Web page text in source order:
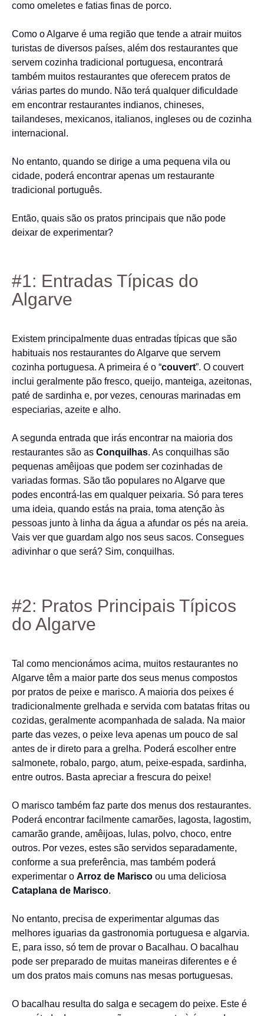
como omeletes e fatias finas de porco.
Como o Algarve é uma região que tende a atrair muitos
turistas de diversos países, além dos restaurantes que
servem cozinha tradicional portuguesa, encontrará
também muitos restaurantes que oferecem pratos de
várias partes do mundo. Não terá qualquer dificuldade
em encontrar restaurantes indianos, chineses,
tailandeses, mexicanos, italianos, ingleses ou de cozinha
internacional.
No entanto, quando se dirige a uma pequena vila ou
cidade, poderá encontrar apenas um restaurante
tradicional português.
Então, quais são os pratos principais que não pode
deixar de experimentar?
#1: Entradas Típicas do
Algarve
Existem principalmente duas entradas típicas que são
habituais nos restaurantes do Algarve que servem
cozinha portuguesa. A primeira é o “couvert”. O couvert
inclui geralmente pão fresco, queijo, manteiga, azeitonas,
paté de sardinha e, por vezes, cenouras marinadas em
especiarias, azeite e alho.
A segunda entrada que irás encontrar na maioria dos
restaurantes são as Conquilhas. As conquilhas são
pequenas amêijoas que podem ser cozinhadas de
variadas formas. São tão populares no Algarve que
podes encontrá-las em qualquer peixaria. Só para teres
uma ideia, quando estás na praia, toma atenção às
pessoas junto à linha da água a afundar os pés na areia.
Vais ver que guardam algo nos seus sacos. Consegues
adivinhar o que será? Sim, conquilhas.
#2: Pratos Principais Típicos
do Algarve
Tal como mencionámos acima, muitos restaurantes no
Algarve têm a maior parte dos seus menus compostos
por pratos de peixe e marisco. A maioria dos peixes é
tradicionalmente grelhada e servida com batatas fritas ou
cozidas, geralmente acompanhada de salada. Na maior
parte das vezes, o peixe leva apenas um pouco de sal
antes de ir direto para a grelha. Poderá escolher entre
salmonete, robalo, pargo, atum, peixe-espada, sardinha,
entre outros. Basta apreciar a frescura do peixe!
O marisco também faz parte dos menus dos restaurantes.
Poderá encontrar facilmente camarões, lagosta, lagostim,
camarão grande, amêijoas, lulas, polvo, choco, entre
outros. Por vezes, estes são servidos separadamente,
conforme a sua preferência, mas também poderá
experimentar o Arroz de Marisco ou uma deliciosa
Cataplana de Marisco.
No entanto, precisa de experimentar algumas das
melhores iguarias da gastronomia portuguesa e algarvia.
E, para isso, só tem de provar o Bacalhau. O bacalhau
pode ser preparado de muitas maneiras diferentes e é
um dos pratos mais comuns nas mesas portuguesas.
O bacalhau resulta do salga e secagem do peixe. Este é